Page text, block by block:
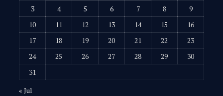
3
4 5 6 7 8
9
10
11 12 13 14 15
16
17
18 19 20 21 22
23
24
25 26 27 28 29
30
31
« Jul